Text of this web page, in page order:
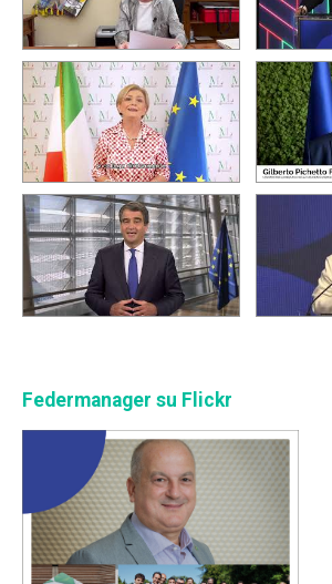
Federmanager su Flickr